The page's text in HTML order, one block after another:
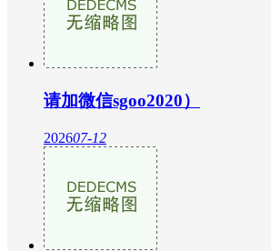
请加微信sgoo2020）
202607-12